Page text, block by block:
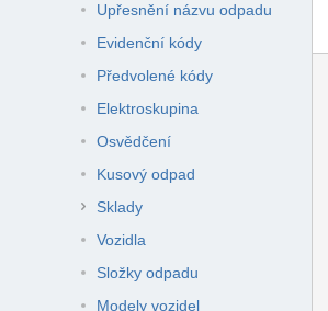
Upřesnění názvu odpadu
Evidenční kódy
Předvolené kódy
Elektroskupina
Osvědčení
Kusový odpad
Sklady
Vozidla
Složky odpadu
Modely vozidel